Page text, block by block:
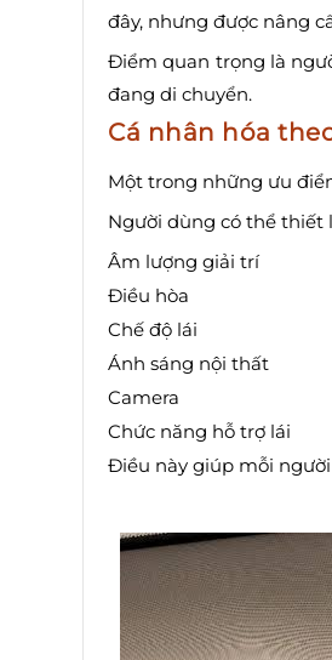
đây, nhưng được nâng
Điểm quan trọng là
đang di chuyển.
Cá nhân hóa
Một trong những ưu
Người dùng có thể thiết
Âm lượng giải trí
Điều hòa
Chế độ lái
Ánh sáng nội thất
Camera
Chức năng hỗ trợ lái
Điều này giúp mỗi